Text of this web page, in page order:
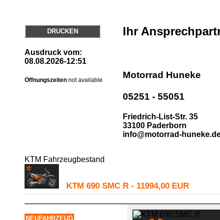
DRUCKEN
Ausdruck vom:
08.08.2026-12:51
Öffnungszeiten not available
Ihr
Motorrad Huneke
05251 - 55051
Friedrich-List-Str. 35
33100 Paderborn
info@motorrad-
KTM Fahrzeugbestand
KTM 690 SMC R - 11994,00 EUR
NEUFAHRZEUG